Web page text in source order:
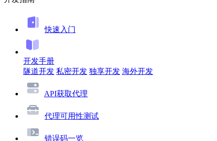
快速入门
开发手册
隧道开发 私密开发 独享开发 海外开发
API获取代理
代理可用性测试
错误码一览